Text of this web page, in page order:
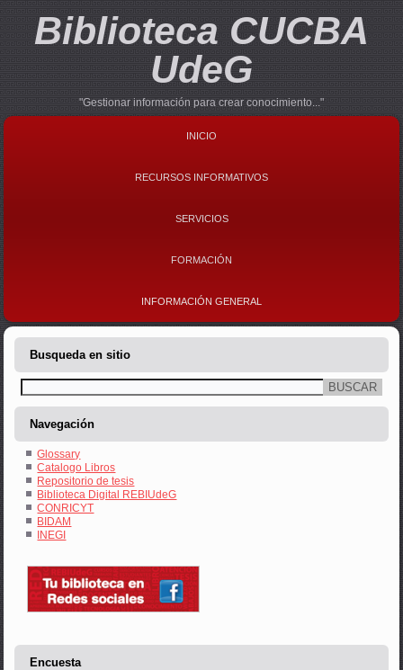
Biblioteca CUCBA
UdeG
"Gestionar información para crear conocimiento..."
INICIO
RECURSOS INFORMATIVOS
SERVICIOS
FORMACIÓN
INFORMACIÓN GENERAL
Busqueda en sitio
Buscar
Navegación
Glossary
Catalogo Libros
Repositorio de tesis
Biblioteca Digital REBIUdeG
CONRICYT
BIDAM
INEGI
Encuesta